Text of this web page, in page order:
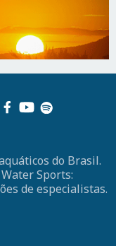
do Brasil.
Sports:
de especialistas.